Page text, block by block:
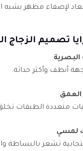
لإضفاء مظهر يشبه
أنظف وأكثر حداثة.
متعددة الطبقات
تشعر بالبساطة